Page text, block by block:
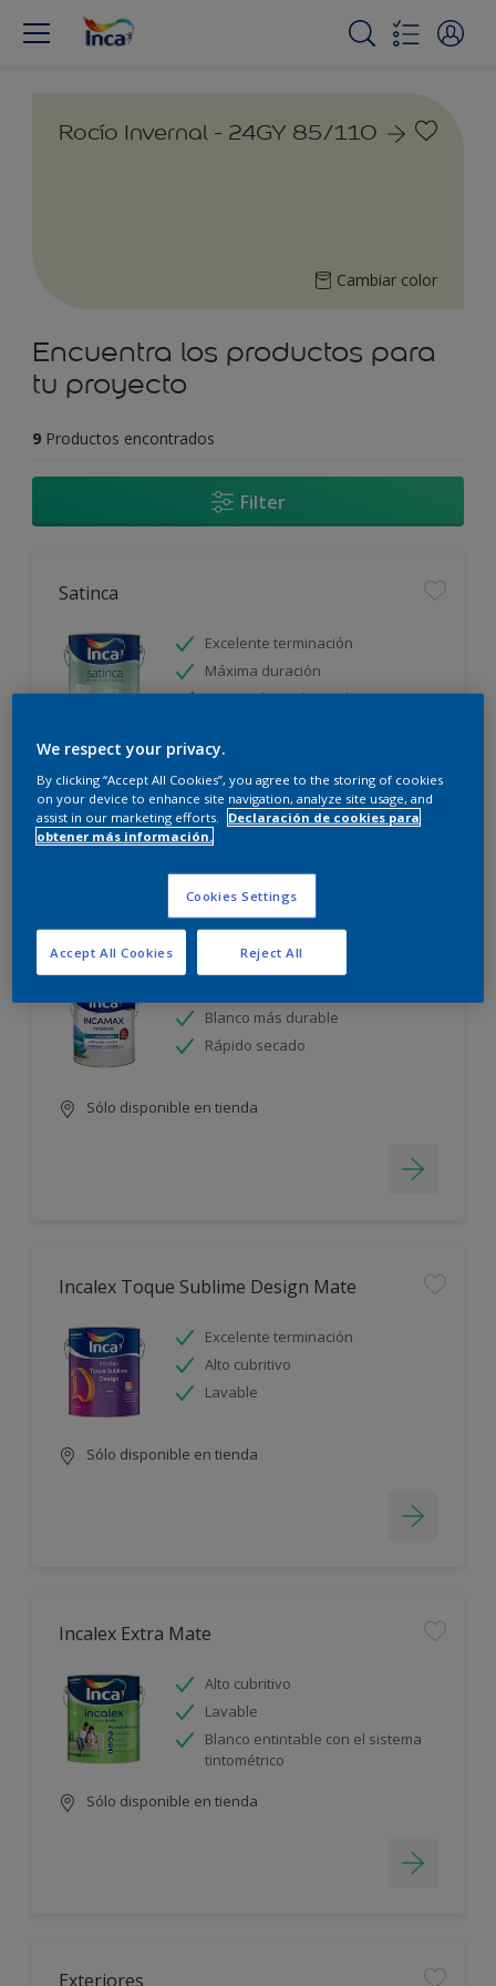
Rocío Invernal - 24GY 85/110
Cambiar color
Encuentra los productos para
tu proyecto
9 Productos encontrados
Filter
Satinca
Excelente terminación
Máxima duración
Protección prolongada
Sólo disponible en tienda
Blanco más durable
Rápido secado
Sólo disponible en tienda
Incalex Toque Sublime Design Mate
Excelente terminación
Alto cubritivo
Lavable
Sólo disponible en tienda
Incalex Extra Mate
Alto cubritivo
Lavable
Blanco entintable con el sistema
tintométrico
Sólo disponible en tienda
Exteriores
We respect your privacy.
By clicking “Accept All Cookies”, you agree to the storing of cookies
on your device to enhance site navigation, analyze site usage, and
assist in our marketing efforts.
Declaración de cookies para
obtener más información.
Cookies Settings
Reject All
Accept All Cookies